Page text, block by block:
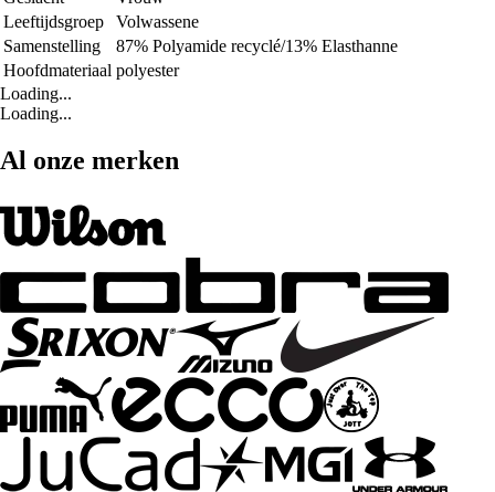
Leeftijdsgroep
Volwassene
Samenstelling
87% Polyamide recyclé/13% Elasthanne
Hoofdmateriaal polyester
Loading...
Loading...
Al onze merken